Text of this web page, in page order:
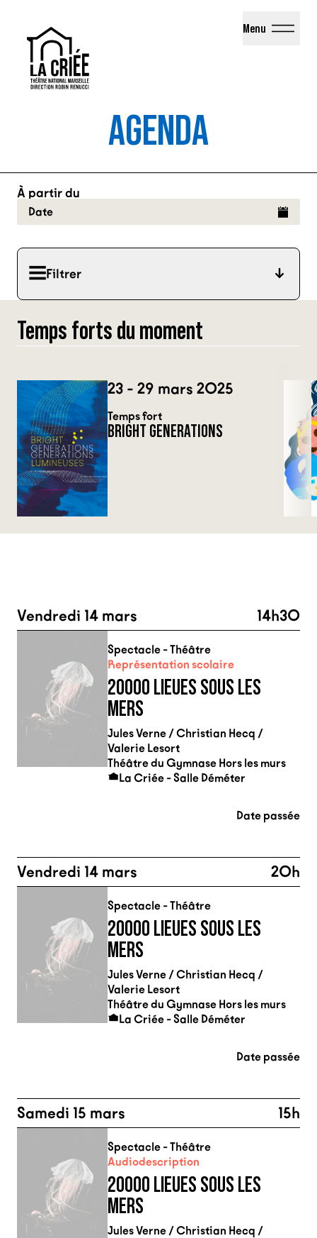
Menu
AGENDA
À partir du
Date
Filtrer
Temps forts du moment
23 - 29 mars 2025
Temps fort
BRIGHT GENERATIONS
Vendredi 14 mars 14h30
Spectacle - Théâtre
Représentation scolaire
20000 LIEUES SOUS LES
MERS
Jules Verne / Christian Hecq /
Valerie Lesort
Théâtre du Gymnase Hors les murs
La Criée - Salle Déméter
Date passée
Vendredi 14 mars 20h
Spectacle - Théâtre
20000 LIEUES SOUS LES
MERS
Jules Verne / Christian Hecq /
Valerie Lesort
Théâtre du Gymnase Hors les murs
La Criée - Salle Déméter
Date passée
Samedi 15 mars 15h
Spectacle - Théâtre
Audiodescription
20000 LIEUES SOUS LES
MERS
Jules Verne / Christian Hecq /